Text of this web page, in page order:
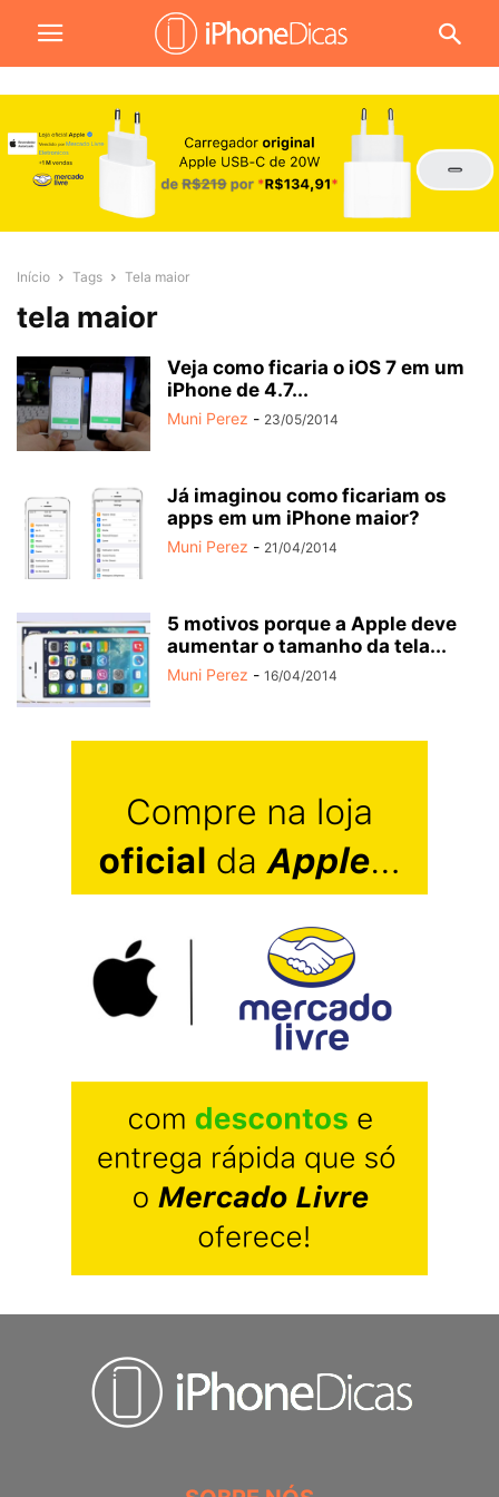
Início Tags Tela maior
tela maior
Veja como ficaria o iOS 7 em um
iPhone de 4.7...
Muni Perez - 23/05/2014
Já imaginou como ficariam os
apps em um iPhone maior?
Muni Perez - 21/04/2014
5 motivos porque a Apple deve
aumentar o tamanho da tela...
Muni Perez - 16/04/2014